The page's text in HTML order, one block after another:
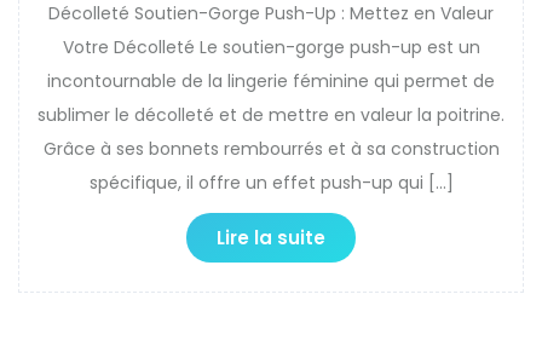
Décolleté Soutien-Gorge Push-Up : Mettez en Valeur
Votre Décolleté Le soutien-gorge push-up est un
incontournable de la lingerie féminine qui permet de
sublimer le décolleté et de mettre en valeur la poitrine.
Grâce à ses bonnets rembourrés et à sa construction
spécifique, il offre un effet push-up qui […]
Lire la suite